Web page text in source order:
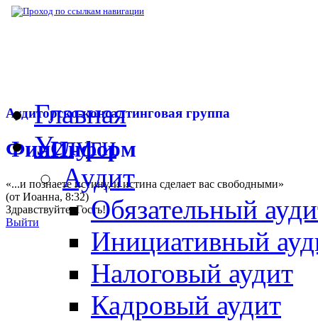
Аудиторско-консалтинговая группа
ФинИнформ
«...и познаете истину, и истина сделает вас свободными»
(от Иоанна, 8:32)
Здравствуйте,Гость!
Выйти
Главная
Услуги
Аудит
Обязательный
Инициативный
Налоговый аудит
Кадровый аудит